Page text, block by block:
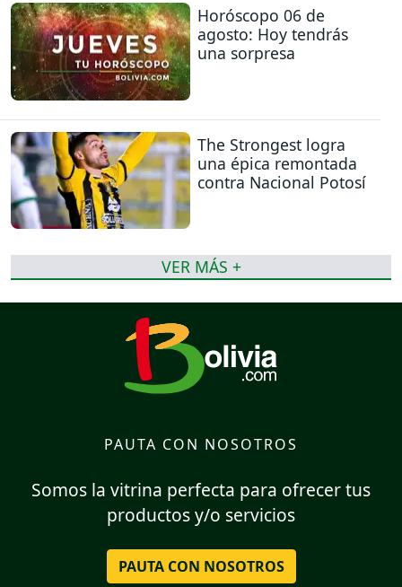
Horóscopo 06 de
agosto: Hoy tendrás
una sorpresa
The Strongest logra
una épica remontada
contra Nacional Potosí
VER MÁS +
PAUTA CON NOSOTROS
Somos la vitrina perfecta para ofrecer tus
productos y/o servicios
PAUTA CON NOSOTROS